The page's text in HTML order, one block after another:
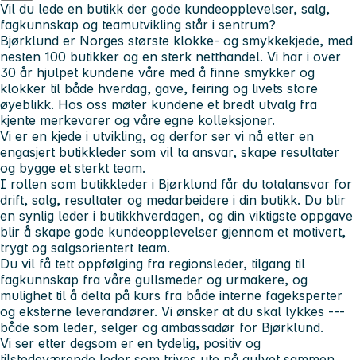
Vil du lede en butikk der gode kundeopplevelser, salg,
fagkunnskap og teamutvikling står i sentrum?
Bjørklund er Norges største klokke- og smykkekjede, med
nesten 100 butikker og en sterk netthandel. Vi har i over
30 år hjulpet kundene våre med å finne smykker og
klokker til både hverdag, gave, feiring og livets store
øyeblikk. Hos oss møter kundene et bredt utvalg fra
kjente merkevarer og våre egne kolleksjoner.
Vi er en kjede i utvikling, og derfor ser vi nå etter en
engasjert butikkleder som vil ta ansvar, skape resultater
og bygge et sterkt team.
I rollen som butikkleder i Bjørklund får du totalansvar for
drift, salg, resultater og medarbeidere i din butikk. Du blir
en synlig leder i butikkhverdagen, og din viktigste oppgave
blir å skape gode kundeopplevelser gjennom et motivert,
trygt og salgsorientert team.
Du vil få tett oppfølging fra regionsleder, tilgang til
fagkunnskap fra våre gullsmeder og urmakere, og
mulighet til å delta på kurs fra både interne fageksperter
og eksterne leverandører. Vi ønsker at du skal lykkes ---
både som leder, selger og ambassadør for Bjørklund.
Vi ser etter degsom er en tydelig, positiv og